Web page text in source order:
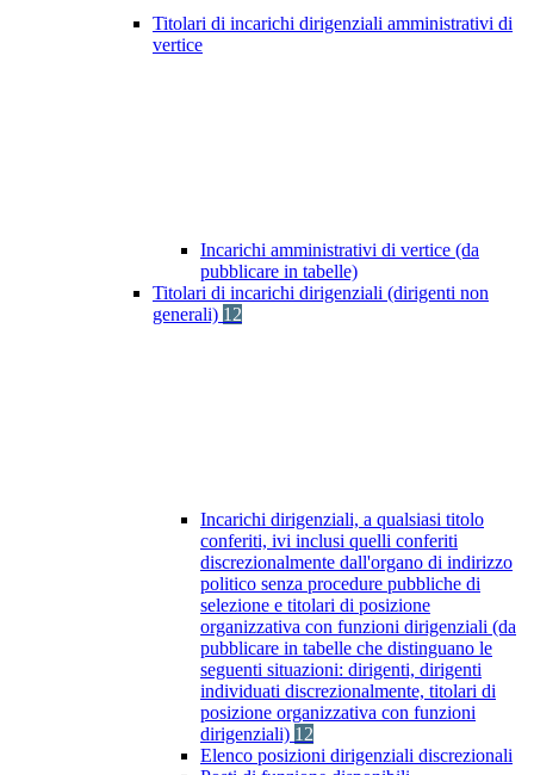
Titolari di incarichi dirigenziali amministrativi di
vertice
Incarichi amministrativi di vertice (da
pubblicare in tabelle)
Titolari di incarichi dirigenziali (dirigenti non
generali) 12
Incarichi dirigenziali, a qualsiasi titolo
conferiti, ivi inclusi quelli conferiti
discrezionalmente dall'organo di indirizzo
politico senza procedure pubbliche di
selezione e titolari di posizione
organizzativa con funzioni dirigenziali (da
pubblicare in tabelle che distinguano le
seguenti situazioni: dirigenti, dirigenti
individuati discrezionalmente, titolari di
posizione organizzativa con funzioni
dirigenziali) 12
Elenco posizioni dirigenziali discrezionali